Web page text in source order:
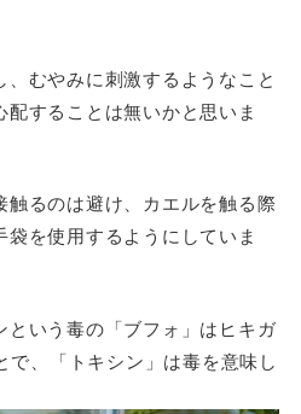
むやみに刺激するようなこと
することは無いかと思いま
触るのは避け、カエルを触る際
を使用するようにしていま
という毒の「ブフォ」はヒキガ
で、「トキシン」は毒を意味し